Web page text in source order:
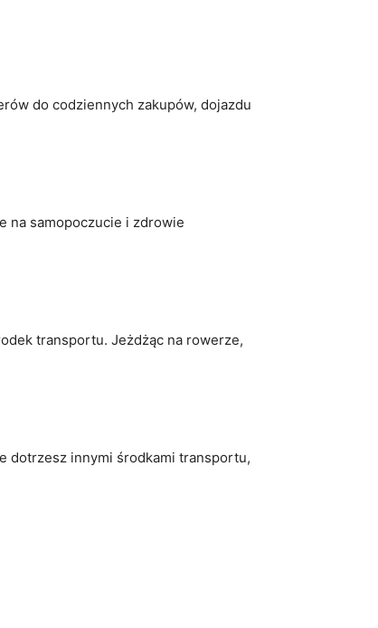
do codziennych zakupów, dojazdu
na samopoczucie i zdrowie
transportu. Jeżdżąc na rowerze,
dotrzesz innymi środkami transportu,